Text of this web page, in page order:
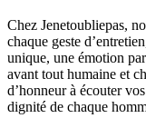
Chez Jenetoubliepas,
chaque geste
unique, une émotion
avant tout humaine et
d’honneur à écouter
dignité de chaque